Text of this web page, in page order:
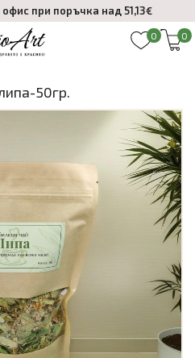
при поръчка над 51,13€
0 0
50гр.